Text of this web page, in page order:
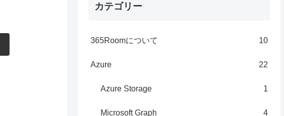
カテゴリー
365Roomについて 10
Azure 22
Azure Storage 1
Microsoft Graph 4